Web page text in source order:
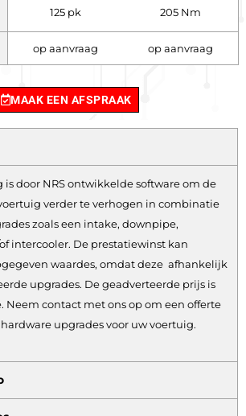
125 pk 205 Nm
op aanvraag op aanvraag
MAAK EEN AFSPRAAK
door NRS ontwikkelde software om de
verder te verhogen in combinatie
zoals een intake, downpipe,
intercooler. De prestatiewinst kan
waardes, omdat deze afhankelijk
upgrades. De geadverteerde prijs is
Neem contact met ons op om een offerte
upgrades voor uw voertuig.